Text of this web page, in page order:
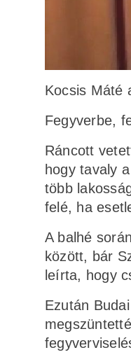
Kocsis Máté
Fegyverbe,
Ráncott
hogy tavaly
több
felé, ha
A balhé
között, bár
leírta, hogy
Ezután